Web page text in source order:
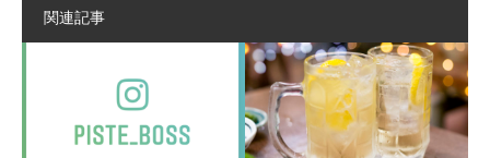
関連記事